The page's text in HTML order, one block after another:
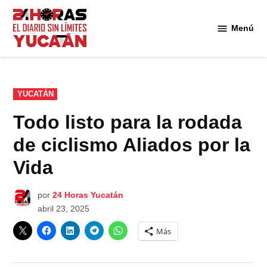
Saltar
contenido
Menú
PUBLICADO
EN
YUCATÁN
Todo listo para la rodada
de ciclismo Aliados por la
Vida
por 24 Horas Yucatán
abril 23, 2025
Más